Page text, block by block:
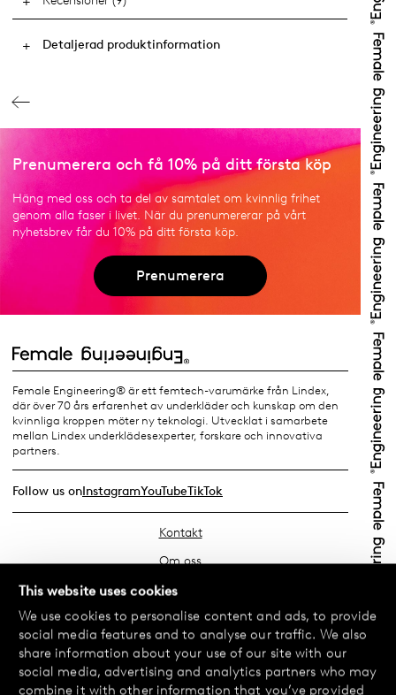
This website uses cookies
We use cookies to personalise content and ads, to provide
social media features and to analyse our traffic. We also
share information about your use of our site with our
social media, advertising and analytics partners who may
combine it with other information that you’ve provided
Detaljerad produktinformation
Prenumerera och få 10% på ditt första köp
Häng med oss och ta del av samtalet om kvinnlig frihet
genom alla faser i livet. När du prenumererar på vårt
nyhetsbrev får du 10% på ditt första köp.
Prenumerera
Female Engineering® är ett femtech-varumärke från Lindex,
där över 70 års erfarenhet av underkläder och kunskap om den
kvinnliga kroppen möter ny teknologi. Utvecklat i samarbete
mellan Lindex underklädesexperter, forskare och innovativa
partners.
Follow us onInstagramYouTubeTikTok
Kontakt
Om oss
Hitta din butik
FAQ
Köpvillkor
Integritetspolicy